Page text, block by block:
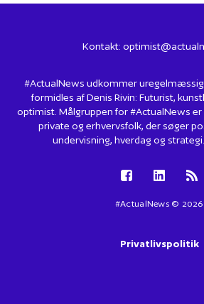
Kontakt:
#ActualNews udkommer
formidles af Denis Rivin: Futurist,
optimist. Målgruppen for #ActualNews
private og erhvervsfolk, der søger
undervisning, hverdag og
#ActualNews © 2026
Privatlivspolitik